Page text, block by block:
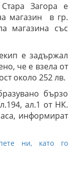
Загора е
магазин в гр.
магазина със
е задържал
че е взела от
около 252 лв.
бързо
ал.1 от НК.
информират
ни, като го